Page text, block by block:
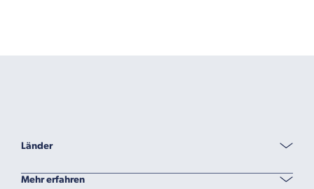
Länder
Mehr erfahren